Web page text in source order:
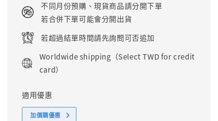
不同月份預購、現貨商品請分開下單
若合併下單可能會分開出貨
若超過結單時間請先詢問可否追加
Worldwide shipping（Select TWD for credit
card）
適用優惠
加價購優惠